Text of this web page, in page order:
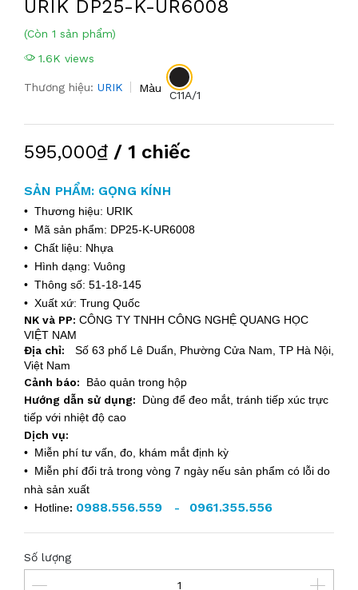
URIK DP25-K-UR6008
(Còn 1 sản phẩm)
1.6K views
Thương hiệu: URIK Màu
C11A/1
595,000₫ / 1 chiếc
SẢN PHẨM: GỌNG KÍNH
• Thương hiệu: URIK
• Mã sản phẩm: DP25-K-UR6008
• Chất liệu: Nhựa
• Hình dạng: Vuông
• Thông số: 51-18-145
• Xuất xứ: Trung Quốc
NK và PP: CÔNG TY TNHH CÔNG NGHỆ QUANG HỌC
VIỆT NAM
Địa chỉ:
Số 63 phố Lê Duẩn, Phường Cửa Nam, TP Hà Nội,
Việt Nam
Cảnh báo: Bảo quản trong hộp
Hướng dẫn sử dụng: Dùng để đeo mắt, tránh tiếp xúc trực
tiếp với nhiệt độ cao
Dịch vụ:
• Miễn phí tư vấn, đo, khám mắt định kỳ
• Miễn phí đổi trả trong vòng 7 ngày nếu sản phẩm có lỗi do
nhà sản xuất
• Hotline: 0988.556.559 - 0961.355.556
Số lượng